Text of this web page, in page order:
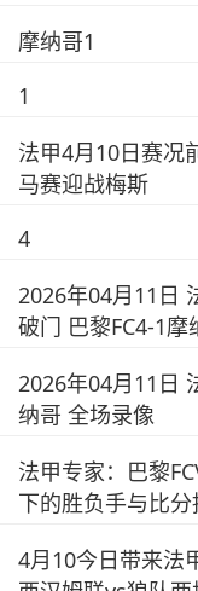
摩纳哥1
1
法甲4月10日赛况
马赛迎战梅斯
4
2026年04月11日
破门 巴黎FC4-1摩
2026年04月11日
纳哥 全场录像
法甲专家：巴黎
下的胜负手与比分
4月10今日带来法